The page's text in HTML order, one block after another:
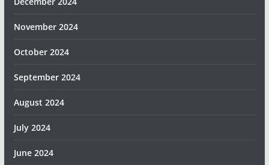
November 2024
October 2024
September 2024
August 2024
July 2024
June 2024